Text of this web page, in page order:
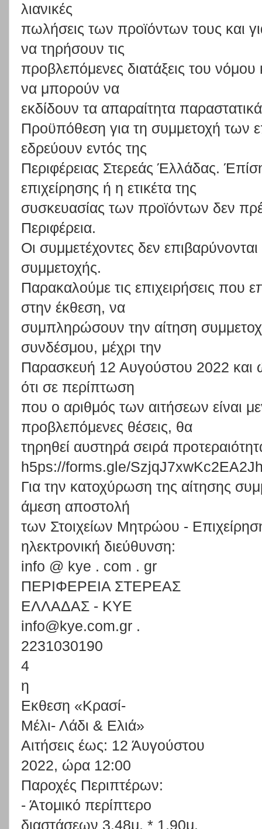
λιανικές
πωλήσεις των προϊόντων τους και
να τηρήσουν τις
προβλεπόμενες διατάξεις του νόμου
να μπορούν να
εκδίδουν τα απαραίτητα
Προϋπόθεση για τη συμμετοχή των
εδρεύουν εντός της
Περιφέρειας Στερεάς Έλλάδας. Έπ
επιχείρησης ή η ετικέτα της
συσκευασίας των προϊόντων δεν
Περιφέρεια.
Οι συμμετέχοντες δεν
συμμετοχής.
Παρακαλούμε τις επιχειρήσεις που
στην έκθεση, να
συμπληρώσουν την αίτηση
συνδέσμου, μέχρι την
Παρασκευή 12 Αυγούστου 2022 και
ότι σε περίπτωση
που ο αριθμός των αιτήσεων είναι μ
προβλεπόμενες θέσεις, θα
τηρηθεί αυστηρά σειρά προτεραιότητ
h5ps://forms.gle/SzjqJ7xwKc2EA2J
Για την κατοχύρωση της αίτησης
άμεση αποστολή
των Στοιχείων Μητρώου -
ηλεκτρονική διεύθυνση:
info @ kye . com . gr
ΠΕΡΙΦΕΡΕΙΑ ΣΤΕΡΕΑΣ
ΕΛΛΑΔΑΣ - KYE
info@kye.com.gr .
2231030190
4
η
Εκθεση «Κρασί-
Μέλι- Λάδι & Ελιά»
Αιτήσεις έως: 12 Άυγούστου
2022, ώρα 12:00
Παροχές Περιπτέρων:
- Άτομικό περίπτερο
διαστάσεων 3.48μ. * 1.90μ.